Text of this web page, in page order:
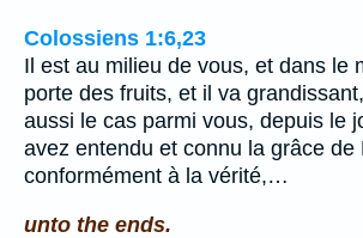
Colossiens 1:6,23
Il est au milieu de vous, et dans le
porte des fruits, et il va
aussi le cas parmi vous, depuis le
avez entendu et connu la grâce de
conformément à la vérité,…
unto the ends.